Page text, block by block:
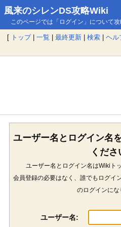
風来のシレンDS攻略Wiki
このページでは「ログイン」について攻
[ トップ| 一覧 | 最終更新 | 検索 | ヘル
ユーザー名とログイン名
くださ
ユーザー名とログイン名はWikiト
会員登録の必要はなく、誰でもログイ
のログインにな
ユーザー名: